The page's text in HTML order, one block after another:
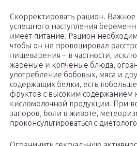
Скорректировать рацион. Важное
успешного наступления
имеет питание. Рацион
чтобы он не провоцировал
пищеварения – в частности,
жареные и копченые блюда,
употребление бобовых, мяса и
содержащих белки, есть
фруктов с высоким содержанием
кисломолочной продукции. При
запоров, боли в животе,
проконсультироваться с